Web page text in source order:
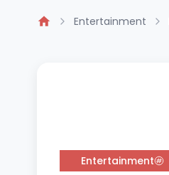
Entertainment
Entertainment